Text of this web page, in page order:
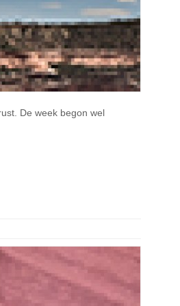
De week begon wel